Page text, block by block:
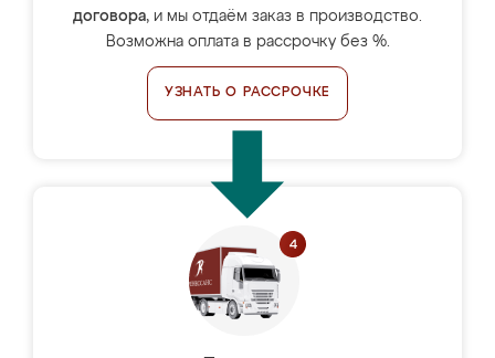
договора, и мы отдаём заказ в производство.
Возможна оплата в рассрочку без %.
УЗНАТЬ О РАССРОЧКЕ